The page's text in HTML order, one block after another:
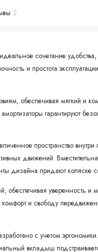
2
сочетание
и простота
обеспечивая мягкий и
гарантируют
пространство
движений.
дизайна придают коляске
обеспечивая уверенность и
и свободу
с учетом
вкладыш